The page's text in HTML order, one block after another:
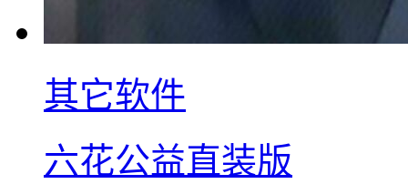
其它软件
六花公益直装版